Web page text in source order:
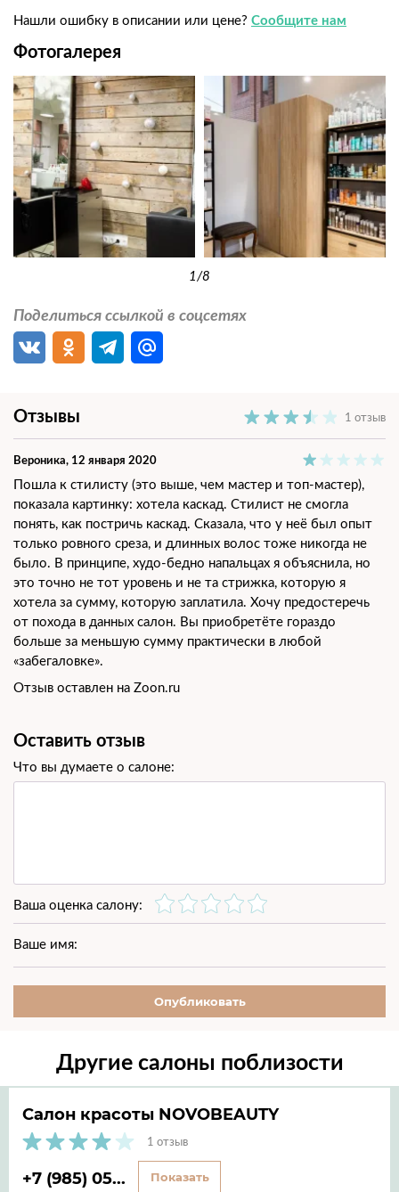
Нашли ошибку в описании или цене? Сообщите нам
Фотогалерея
1/8
Поделиться ссылкой в соцсетях
Отзывы 1 отзыв
Вероника, 12 января 2020
Пошла к стилисту (это выше, чем мастер и топ-мастер),
показала картинку: хотела каскад. Стилист не смогла
понять, как постричь каскад. Сказала, что у неё был опыт
только ровного среза, и длинных волос тоже никогда не
было. В принципе, худо-бедно напальцах я объяснила, но
это точно не тот уровень и не та стрижка, которую я
хотела за сумму, которую заплатила. Хочу предостеречь
от похода в данных салон. Вы приобретёте гораздо
больше за меньшую сумму практически в любой
«забегаловке».
Отзыв оставлен на Zoon.ru
Оставить отзыв
Что вы думаете о салоне:
Ваша оценка салону:
Ваше имя:
Опубликовать
Другие салоны поблизости
Салон красоты NOVOBEAUTY
1 отзыв
+7 (985) 05... Показать